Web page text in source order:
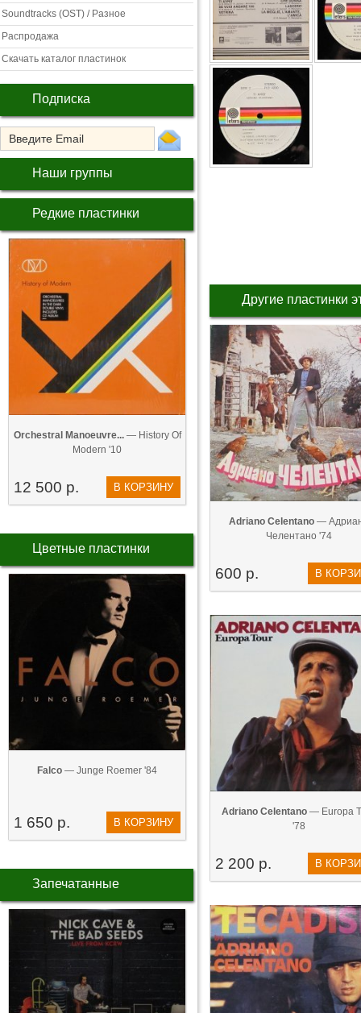
Soundtracks (OST) / Разное
Распродажа
Скачать каталог пластинок
Подписка
Наши группы
Редкие пластинки
Orchestral Manoeuvre...— History Of
Modern '10
12 500 р. В КОРЗИНУ
Цветные пластинки
Falco — Junge Roemer '84
1 650 р. В КОРЗИНУ
Запечатанные
Другие пластинки
Adriano Celentano—
Челентано '74
600 р. В
Adriano Celentano‎ — Europa
'78
2 200 р. В